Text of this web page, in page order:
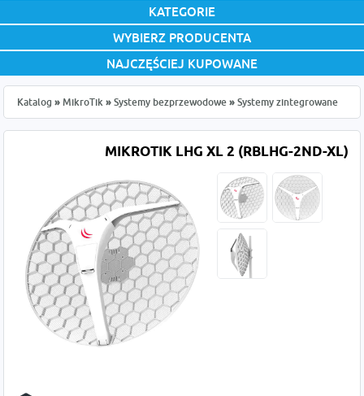
KATEGORIE
WYBIERZ PRODUCENTA
NAJCZĘŚCIEJ KUPOWANE
Katalog » MikroTik » Systemy bezprzewodowe » Systemy zintegrowane
MIKROTIK LHG XL 2 (RBLHG-2ND-XL)